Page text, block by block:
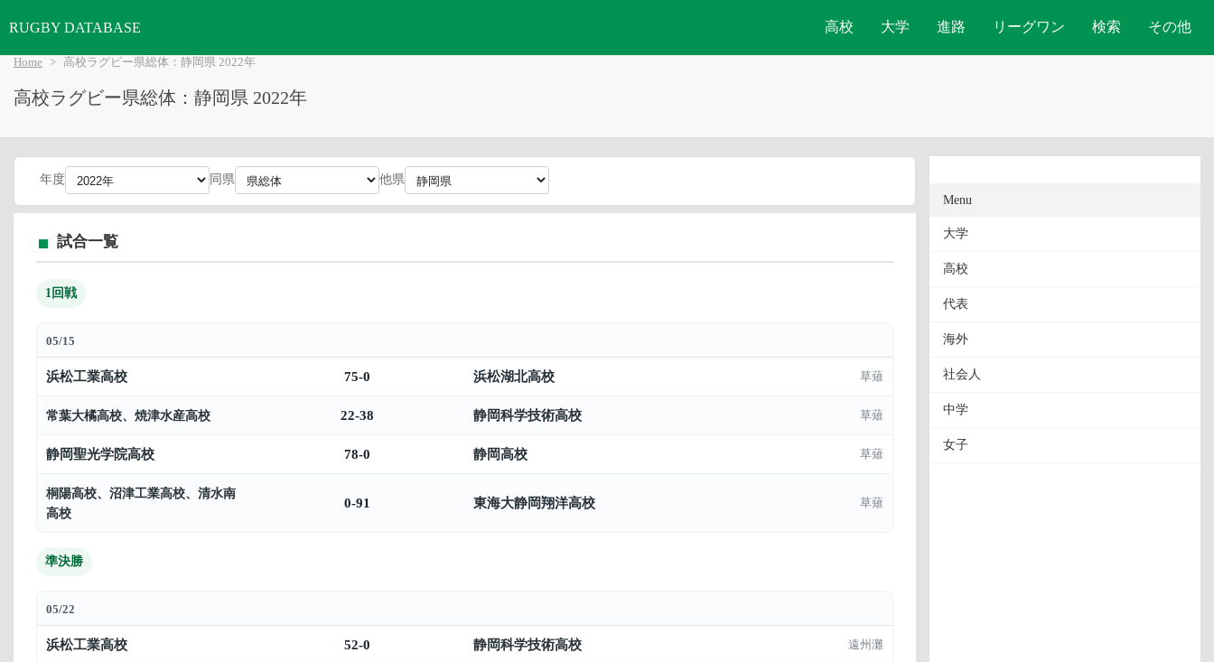
RUGBY DATABASE 高校 大学 進路 リーグワン 検索 その他
Home 高校ラグビー県総体：静岡県 2022年
高校ラグビー県総体：静岡県 2022年
年度 同県 他県
試合一覧
1回戦
05/15
浜松工業高校 75-0 浜松湖北高校 草薙
常葉大橘高校、 焼津水産高校 22-38 静岡科学技術高校 草薙
静岡聖光学院高校 78-0 静岡高校 草薙
桐陽高校、 沼津工業高校、 清水南
高校
0-91 東海大静岡翔洋高校 草薙
準決勝
05/22
浜松工業高校 52-0 静岡科学技術高校 遠州灘
Menu
大学
高校
代表
海外
社会人
中学
女子